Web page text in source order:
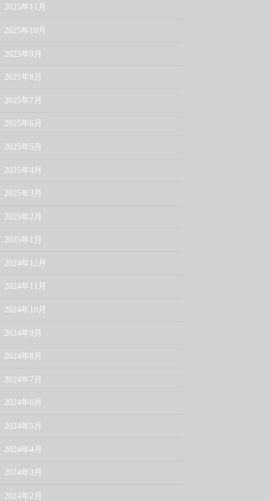
2025年11月
2025年10月
2025年9月
2025年8月
2025年7月
2025年6月
2025年5月
2025年4月
2025年3月
2025年2月
2025年1月
2024年12月
2024年11月
2024年10月
2024年9月
2024年8月
2024年7月
2024年6月
2024年5月
2024年4月
2024年3月
2024年2月